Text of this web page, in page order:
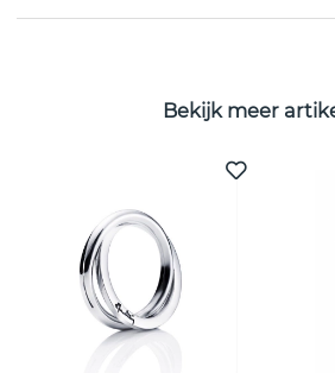
Bekijk meer